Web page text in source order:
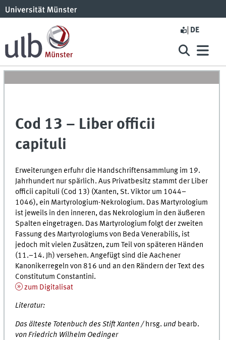
DE
Cod 13 – Liber officii
capituli
Erweiterungen erfuhr die Handschriftensammlung im 19.
Jahrhundert nur spärlich. Aus Privatbesitz stammt der Liber
officii capituli (Cod 13) (Xanten, St. Viktor um 1044–
1046), ein Martyrologium-Nekrologium. Das Martyrologium
ist jeweils in den inneren, das Nekrologium in den äußeren
Spalten eingetragen. Das Martyrologium folgt der zweiten
Fassung des Martyrologiums von Beda Venerabilis, ist
jedoch mit vielen Zusätzen, zum Teil von späteren Händen
(11.–14.
Jh) versehen. Angefügt sind die Aachener
Kanonikerregeln von 816 und an den Rändern der Text des
Constitutum Constantini.
zum Digitalisat
Literatur:
Das älteste Totenbuch des Stift Xanten / hrsg. und bearb.
von Friedrich Wilhelm Oedinger